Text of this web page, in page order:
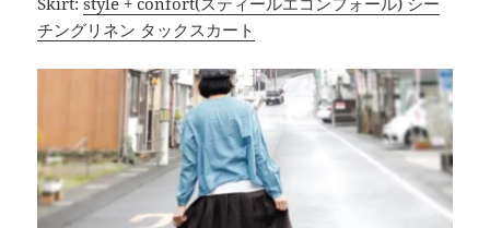
チングリネン タックスカート